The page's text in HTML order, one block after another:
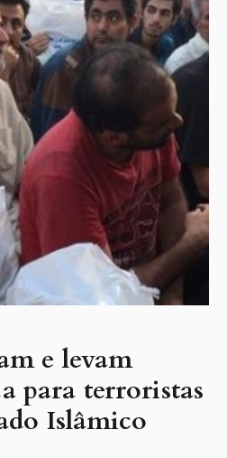
e levam
para terroristas
Islâmico